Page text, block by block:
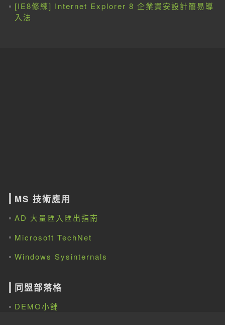
[IE8修練] Internet Explorer 8 企業資安設計簡易導
入法
MS 技術應用
AD 大量匯入匯出指南
Microsoft TechNet
Windows Sysinternals
同盟部落格
DEMO小舖